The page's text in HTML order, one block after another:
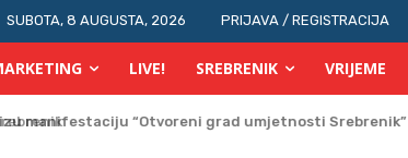
SUBOTA, 8 AUGUSTA, 2026 PRIJAVA / REGISTRACIJA
LIVE! SREBRENIK VRIJEME